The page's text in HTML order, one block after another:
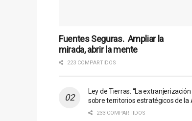
Fuentes Seguras. Ampliar la
mirada, abrir la mente
223 COMPARTIDOS
Ley de Tierras: “La
sobre territorios estratégicos de la
233 COMPARTIDOS